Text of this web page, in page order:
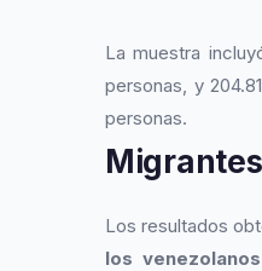
La muestra
personas, y
personas.
Los resultados
los